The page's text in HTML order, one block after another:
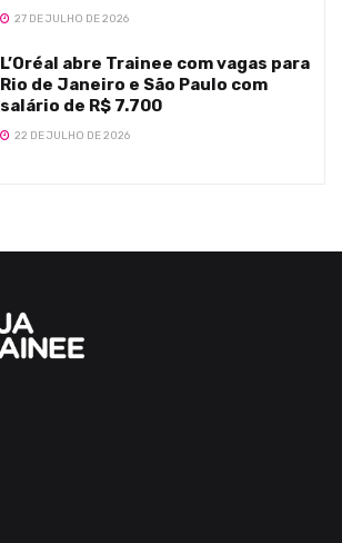
27 DE JULHO DE 2026
L’Oréal abre Trainee com vagas para
Rio de Janeiro e São Paulo com
salário de R$ 7.700
22 DE JULHO DE 2026